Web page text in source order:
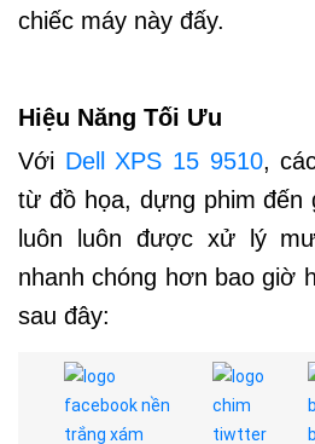
chiếc máy này đấy.
Hiệu Năng Tối Ưu
Với Dell XPS 15 9510,
từ đồ họa, dựng phim đến
luôn luôn được xử lý
nhanh chóng hơn bao giờ
sau đây: